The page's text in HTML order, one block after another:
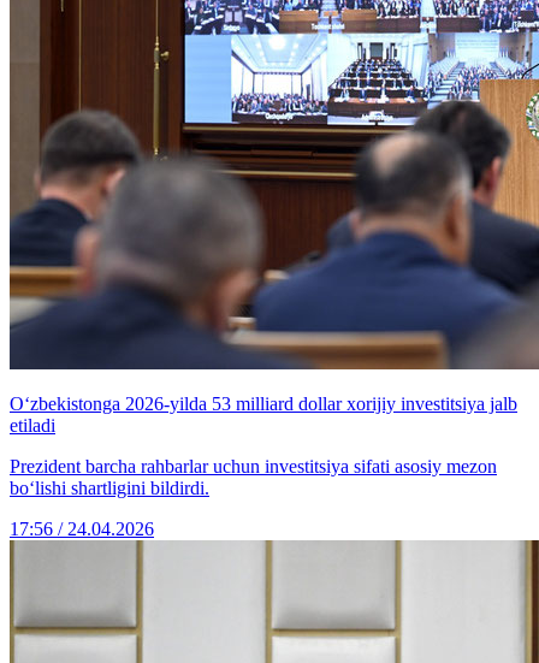
O‘zbekistonga 2026-yilda 53 milliard dollar xorijiy investitsiya jalb
etiladi
Prezident barcha rahbarlar uchun investitsiya sifati asosiy mezon
bo‘lishi shartligini bildirdi.
17:56 / 24.04.2026